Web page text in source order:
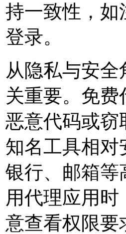
持一致性，如
登录。
从隐私与安
关重要。免
恶意代码或窃
知名工具相对
银行、邮箱等
用代理应用
意查看权限要